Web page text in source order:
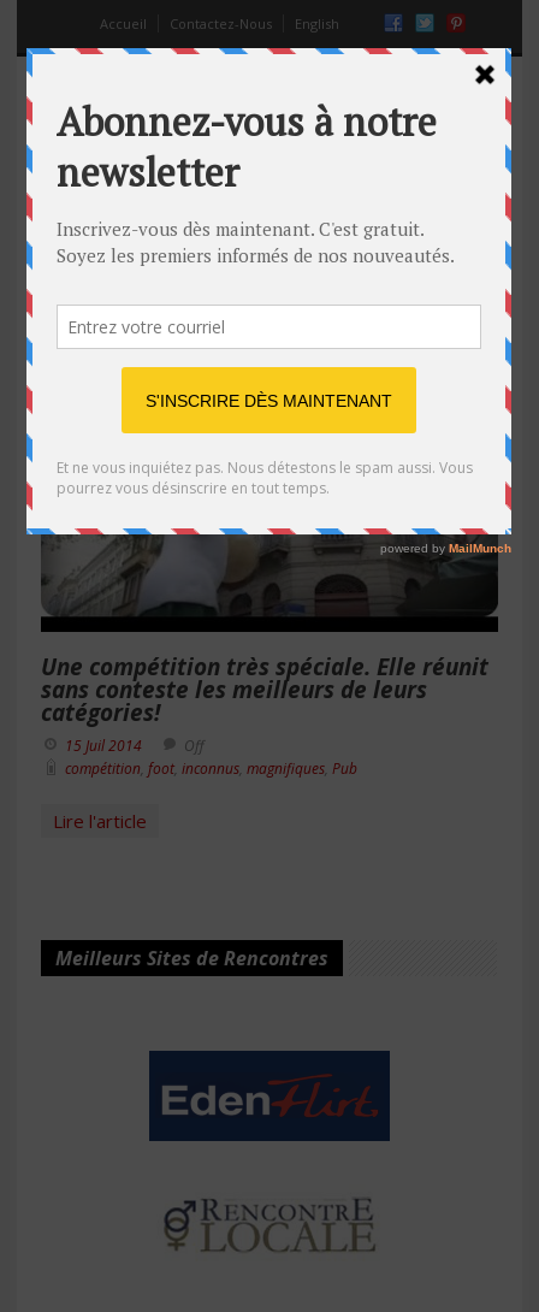
Accueil Contactez-Nous English
compétition
Une compétition très spéciale. Elle réunit
sans conteste les meilleurs de leurs
catégories!
15 Juil 2014
Off
compétition foot inconnus magnifiques Pub
Lire l'article
Meilleurs Sites de Rencontres